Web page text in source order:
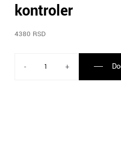
kontroler
4380 RSD
- +